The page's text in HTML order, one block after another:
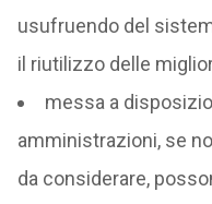
usufruendo del
il riutilizzo delle
messa a
amministrazioni, se
da considerare,